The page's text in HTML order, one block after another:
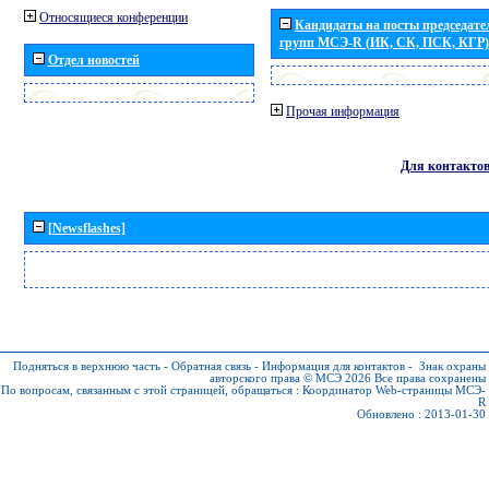
Относящиеся конференции
Отдел новостей
Кандидаты на посты
групп МСЭ-R (ИК, СК, ПСК, КГР)
Прочая информация
Для контактов
[Newsflashes]
Подняться в верхнюю часть - Обратная связь - Информация для контактов - Знак охраны
авторского права © МСЭ 2026 Все права сохранены
По вопросам, связанным с этой страницей, обращаться : Координатор Web-страницы МСЭ-
R
Обновлено : 2013-01-30